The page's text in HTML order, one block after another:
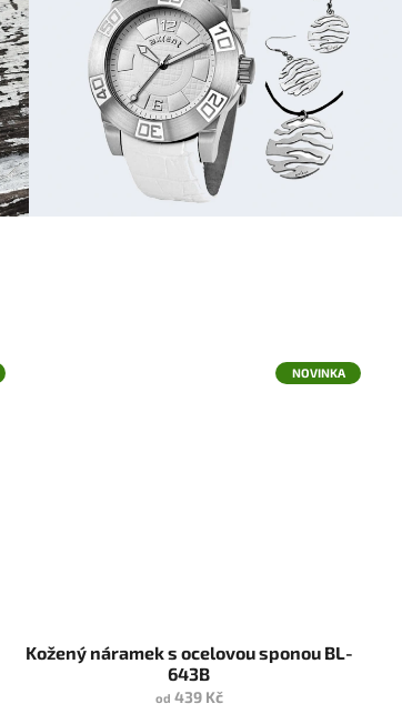
NOVINKA
Kožený náramek s ocelovou sponou BL-
643B
od 439 Kč